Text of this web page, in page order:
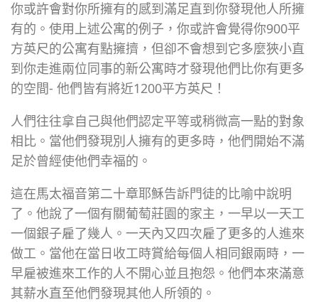
你或許會對你所擁有的感到滿足直到你發現他人所擁
有的。使用上述公寓的例子，你或許會覺得你900平
方英尺的公寓有點擁擠，但卻不會想到它多麼狹小直
到你走進兩位同事的新公寓時才發現他們比你有更多
的空間- 他們皆有將近1200平方英尺！
人們往往拿自己與他們認定平等或稍微高一點的對象
相比。當他們發現別人擁有的更多時，他們開始不滿
足於曾經使他們幸福的。
這在馬太福音第二十章耶穌告訴門徒的比喻中說明
了。他說了一個有關葡萄莊園的家主，一早以一天工
一個銀子雇了幾人。一天內又四次雇了更多的人進來
做工。當他在當日收工時賞給每個人相同銀兩時，一
早雇被進來工作的人不開心並且抱怨。他們本來滿意
其薪水直至他們發現其他人所領的。